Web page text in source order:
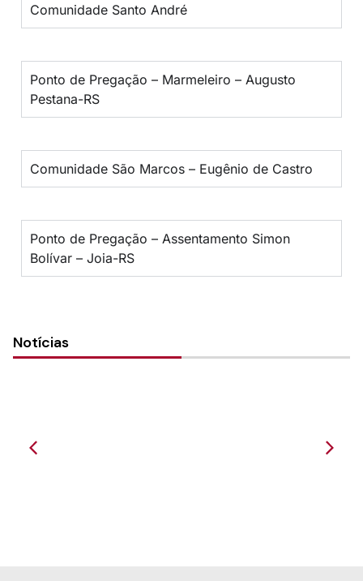
Comunidade Santo André
Ponto de Pregação – Marmeleiro – Augusto
Pestana-RS
Comunidade São Marcos – Eugênio de Castro
Ponto de Pregação – Assentamento Simon
Bolívar – Joia-RS
Notícias